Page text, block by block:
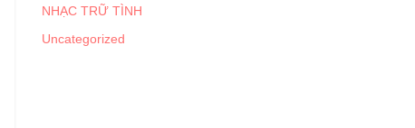
NHẠC TRỮ TÌNH
Uncategorized